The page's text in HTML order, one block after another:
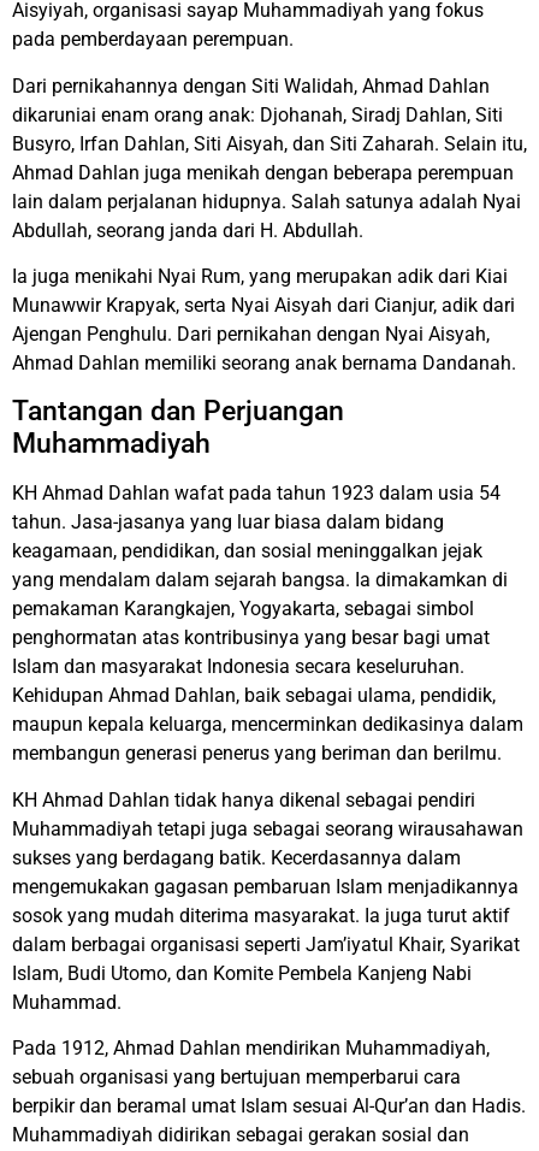
Aisyiyah, organisasi sayap Muhammadiyah yang fokus
pada pemberdayaan perempuan.
Dari pernikahannya dengan Siti Walidah, Ahmad Dahlan
dikaruniai enam orang anak: Djohanah, Siradj Dahlan, Siti
Busyro, Irfan Dahlan, Siti Aisyah, dan Siti Zaharah. Selain itu,
Ahmad Dahlan juga menikah dengan beberapa perempuan
lain dalam perjalanan hidupnya. Salah satunya adalah Nyai
Abdullah, seorang janda dari H. Abdullah.
Ia juga menikahi Nyai Rum, yang merupakan adik dari Kiai
Munawwir Krapyak, serta Nyai Aisyah dari Cianjur, adik dari
Ajengan Penghulu. Dari pernikahan dengan Nyai Aisyah,
Ahmad Dahlan memiliki seorang anak bernama Dandanah.
Tantangan dan Perjuangan
Muhammadiyah
KH Ahmad Dahlan wafat pada tahun 1923 dalam usia 54
tahun. Jasa-jasanya yang luar biasa dalam bidang
keagamaan, pendidikan, dan sosial meninggalkan jejak
yang mendalam dalam sejarah bangsa. Ia dimakamkan di
pemakaman Karangkajen, Yogyakarta, sebagai simbol
penghormatan atas kontribusinya yang besar bagi umat
Islam dan masyarakat Indonesia secara keseluruhan.
Kehidupan Ahmad Dahlan, baik sebagai ulama, pendidik,
maupun kepala keluarga, mencerminkan dedikasinya dalam
membangun generasi penerus yang beriman dan berilmu.
KH Ahmad Dahlan tidak hanya dikenal sebagai pendiri
Muhammadiyah tetapi juga sebagai seorang wirausahawan
sukses yang berdagang batik. Kecerdasannya dalam
mengemukakan gagasan pembaruan Islam menjadikannya
sosok yang mudah diterima masyarakat. Ia juga turut aktif
dalam berbagai organisasi seperti Jam’iyatul Khair, Syarikat
Islam, Budi Utomo, dan Komite Pembela Kanjeng Nabi
Muhammad.
Pada 1912, Ahmad Dahlan mendirikan Muhammadiyah,
sebuah organisasi yang bertujuan memperbarui cara
berpikir dan beramal umat Islam sesuai Al-Qur’an dan Hadis.
Muhammadiyah didirikan sebagai gerakan sosial dan